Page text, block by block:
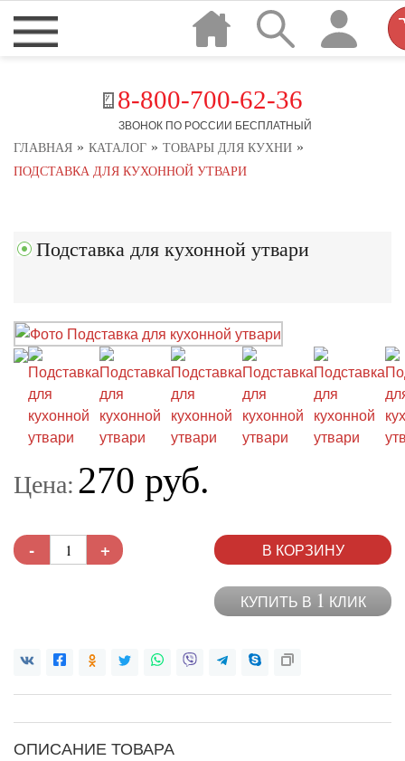
8-800-700-62-36
ЗВОНОК ПО РОССИИ БЕСПЛАТНЫЙ
ГЛАВНАЯ » КАТАЛОГ » ТОВАРЫ ДЛЯ КУХНИ »
ПОДСТАВКА ДЛЯ КУХОННОЙ УТВАРИ
Подставка для кухонной утвари
Цена: 270 руб.
- + В КОРЗИНУ
КУПИТЬ В 1 КЛИК
ОПИСАНИЕ ТОВАРА